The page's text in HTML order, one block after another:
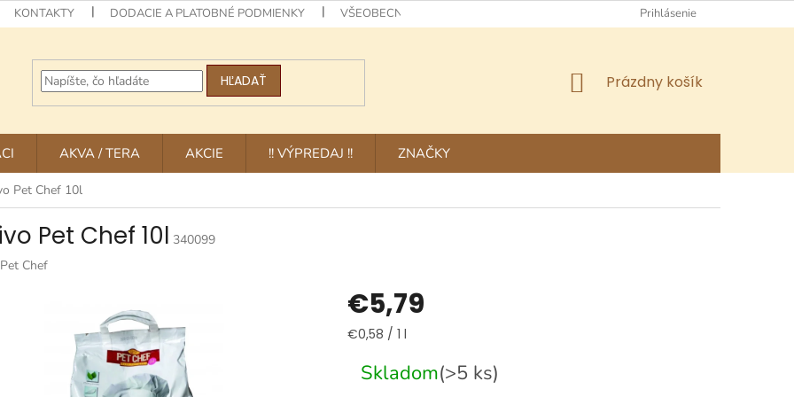
KONTAKTY DODACIE A PLATOBNÉ PODMIENKY VŠEOBECNÉ OBCHODNÉ PODMIENKY OCHRANA OSOBNÝCH ÚDAJOV
Prihlásenie
HĽADAŤ
NÁKUPNÝ
Prázdny košík
AKVA / TERA AKCIE !! VÝPREDAJ !! ZNAČKY
Pet Chef 10l
Pet Chef 10l 340099
Pet Chef
€5,79
Jednotková
€0,58 / 1 l
Skladom(>5 ks)